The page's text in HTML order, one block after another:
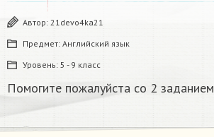
Автор: 21devo4ka21
Предмет: Английский язык
Уровень: 5 - 9 класс
Помогите пожалуйста со 2 заданием